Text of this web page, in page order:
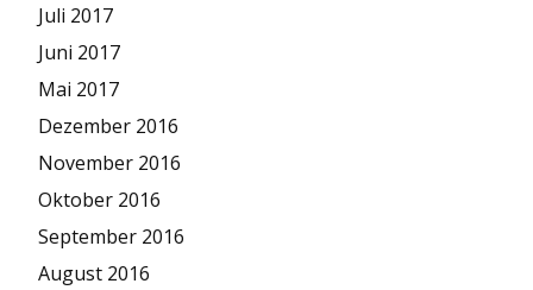
Juli 2017
Juni 2017
Mai 2017
Dezember 2016
November 2016
Oktober 2016
September 2016
August 2016